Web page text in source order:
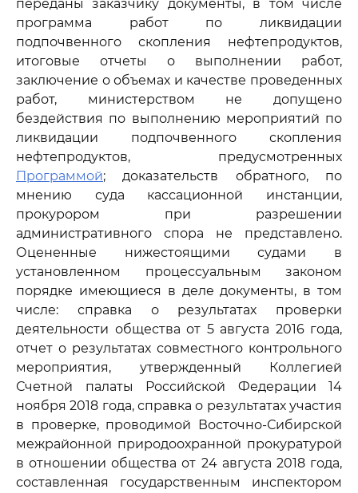
переданы заказчику документы, в том числе
программа работ по ликвидации
подпочвенного скопления нефтепродуктов,
итоговые отчеты о выполнении работ,
заключение о объемах и качестве проведенных
работ, министерством не допущено
бездействия по выполнению мероприятий по
ликвидации подпочвенного скопления
нефтепродуктов, предусмотренных
Программой; доказательств обратного, по
мнению суда кассационной инстанции,
прокурором при разрешении
административного спора не представлено.
Оцененные нижестоящими судами в
установленном процессуальным законом
порядке имеющиеся в деле документы, в том
числе: справка о результатах проверки
деятельности общества от 5 августа 2016 года,
отчет о результатах совместного контрольного
мероприятия, утвержденный Коллегией
Счетной палаты Российской Федерации 14
ноября 2018 года, справка о результатах участия
в проверке, проводимой Восточно-Сибирской
межрайонной природоохранной прокуратурой
в отношении общества от 24 августа 2018 года,
составленная государственным инспектором